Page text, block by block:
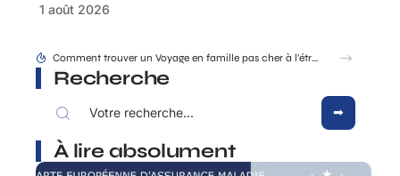
1 août 2026
Comment trouver un Voyage en famille pas cher à l’étranger en dernière minute ?
Recherche
À lire absolument